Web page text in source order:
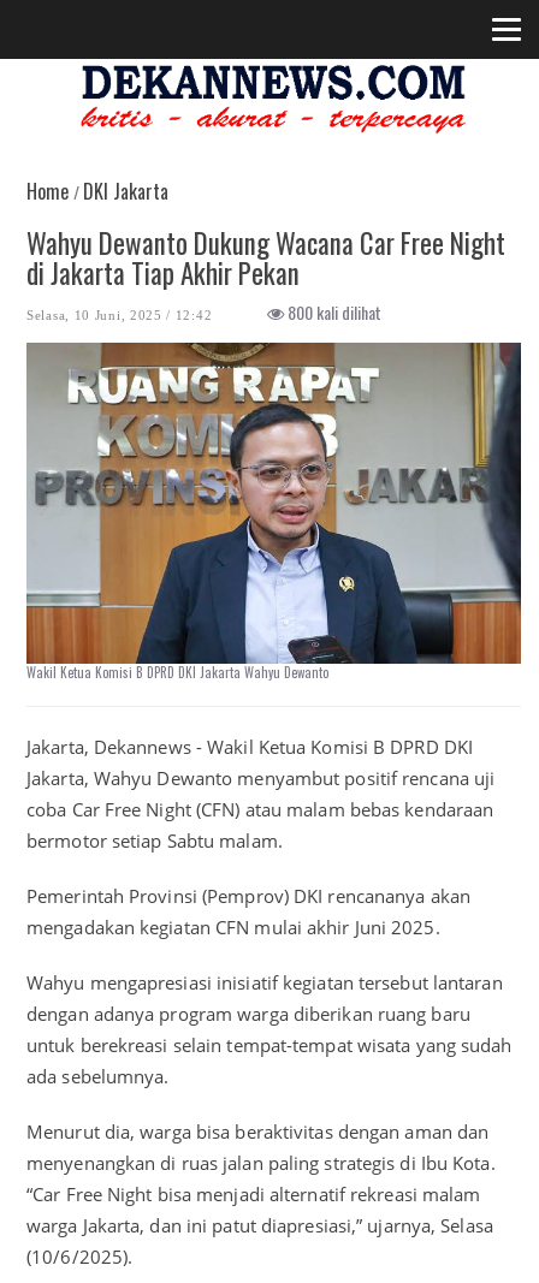
Home/DKI Jakarta
Wahyu Dewanto Dukung Wacana Car Free Night
di Jakarta Tiap Akhir Pekan
Selasa, 10 Juni, 2025 / 12:42 800 kali dilihat
Wakil Ketua Komisi B DPRD DKI Jakarta Wahyu Dewanto
Jakarta, Dekannews - Wakil Ketua Komisi B DPRD DKI
Jakarta, Wahyu Dewanto menyambut positif rencana uji
coba Car Free Night (CFN) atau malam bebas kendaraan
bermotor setiap Sabtu malam.
Pemerintah Provinsi (Pemprov) DKI rencananya akan
mengadakan kegiatan CFN mulai akhir Juni 2025.
Wahyu mengapresiasi inisiatif kegiatan tersebut lantaran
dengan adanya program warga diberikan ruang baru
untuk berekreasi selain tempat-tempat wisata yang sudah
ada sebelumnya.
Menurut dia, warga bisa beraktivitas dengan aman dan
menyenangkan di ruas jalan paling strategis di Ibu Kota.
“Car Free Night bisa menjadi alternatif rekreasi malam
warga Jakarta, dan ini patut diapresiasi,” ujarnya, Selasa
(10/6/2025).